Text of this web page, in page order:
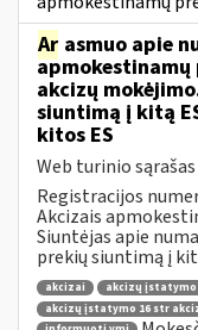
Ar asmuo apie
akcizų
siuntimą į kitą
kitos ES
Web turinio sąrašas
Registracijos
Akcizais
Siuntėjas apie
prekių siuntimą į
akcizai akcizų įstatymo
akcizų įstatymo 16 str